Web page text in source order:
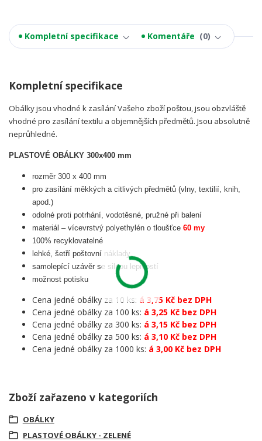
Kompletní specifikace Komentáře 0
Kompletní specifikace
Obálky jsou vhodné k zasílání Vašeho zboží poštou, jsou obzvláště
vhodné pro zasílání textilu a objemnějších předmětů. Jsou absolutně
neprůhledné.
PLASTOVÉ OBÁLKY 300x400 mm
rozměr 300 x 400 mm
pro zasílání měkkých a citlivých předmětů (vlny, textilií, knih,
apod.)
odolné proti potrhání, vodotěsné, pružné při balení
materiál – vícevrstvý polyethylén o tloušťce 60 my
100% recyklovatelné
lehké, šetří poštovní náklady
samolepící uzávěr se silnou lepivostí
možnost potisku
Cena jedné obálky za 10 ks: á 3,75 Kč bez DPH
Cena jedné obálky za 100 ks: á 3,25 Kč bez DPH
Cena jedné obálky za 300 ks: á 3,15 Kč bez DPH
Cena jedné obálky za 500 ks: á 3,10 Kč bez DPH
Cena jedné obálky za 1000 ks: á 3,00 Kč bez DPH
Zboží zařazeno v kategoriích
OBÁLKY
PLASTOVÉ OBÁLKY - ZELENÉ